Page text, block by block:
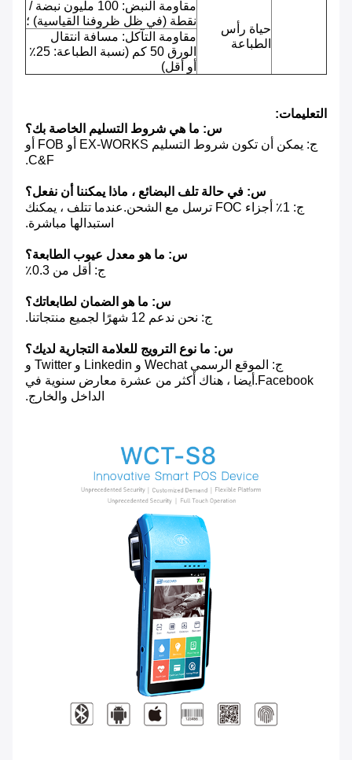
حياة رأس
الطباعة
مقاومة النبض: 100 مليون نبضة /
نقطة (في ظل ظروفنا القياسية) ؛
مقاومة التآكل: مسافة انتقال
الورق 50 كم (نسبة الطباعة: 25٪
أو أقل)
التعليمات:
س: ما هي شروط التسليم الخاصة بك؟
ج: يمكن أن تكون شروط التسليم EX-WORKS أو FOB أو
C&F.
س: في حالة تلف البضائع ، ماذا يمكننا أن نفعل؟
ج: 1٪ أجزاء FOC ترسل مع الشحن.عندما تتلف ، يمكنك
استبدالها مباشرة.
س: ما هو معدل عيوب الطابعة؟
ج: أقل من 0.3٪
س: ما هو الضمان لطابعاتك؟
ج: نحن ندعم 12 شهرًا لجميع منتجاتنا.
س: ما نوع الترويج للعلامة التجارية لديك؟
ج: الموقع الرسمي Wechat و Linkedin و Twitter و
Facebook.أيضا ، هناك أكثر من عشرة معارض سنوية في
الداخل والخارج.